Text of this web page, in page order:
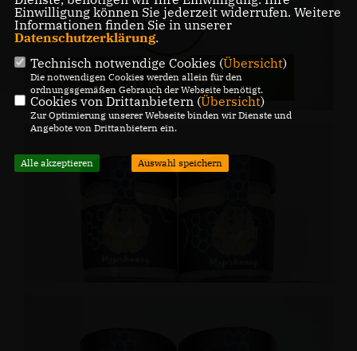
Einwilligung können Sie jederzeit widerrufen. Weitere
Informationen finden Sie in unserer
Datenschutzerklärung.
Technisch notwendige Cookies (Übersicht)
Die notwendigen Cookies werden allein für den
ordnungsgemäßen Gebrauch der Webseite benötigt.
Cookies von Drittanbietern (Übersicht)
Zur Optimierung unserer Webseite binden wir Dienste und
Angebote von Drittanbietern ein.
Alle akzeptieren Auswahl speichern